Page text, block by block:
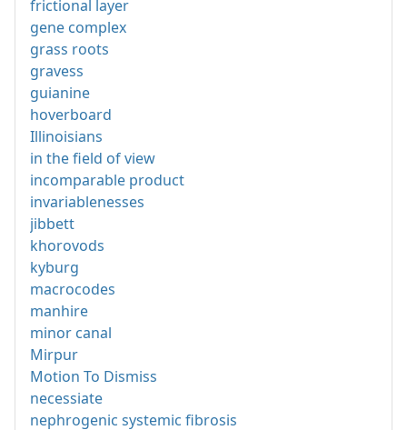
frictional layer
gene complex
grass roots
gravess
guianine
hoverboard
Illinoisians
in the field of view
incomparable product
invariablenesses
jibbett
khorovods
kyburg
macrocodes
manhire
minor canal
Mirpur
Motion To Dismiss
necessiate
nephrogenic systemic fibrosis